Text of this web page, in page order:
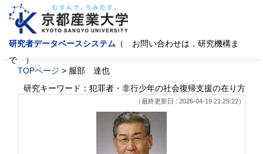
研究者データベースシステム （ お問い合わせは，研究機構ま
で ）
TOPページ > 服部 達也
研究キーワード：犯罪者・非行少年の社会復帰支援の在り方
（最終更新日 : 2026-04-19 21:29:22）